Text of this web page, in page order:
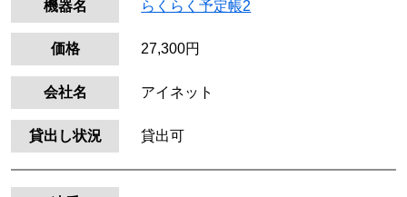
機器名 らくらく予定帳2
価格 27,300円
会社名 アイネット
貸出し状況 貸出可